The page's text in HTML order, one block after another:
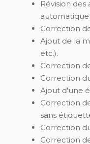
Révision
Correction
Ajout de la
etc.).
Correction
Correction
Ajout d'une
Correction
sans
Correction
Correction